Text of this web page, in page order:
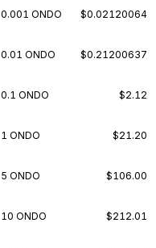
0.001 ONDO $0.02120064
0.01 ONDO $0.21200637
0.1 ONDO $2.12
1 ONDO $21.20
5 ONDO $106.00
10 ONDO $212.01